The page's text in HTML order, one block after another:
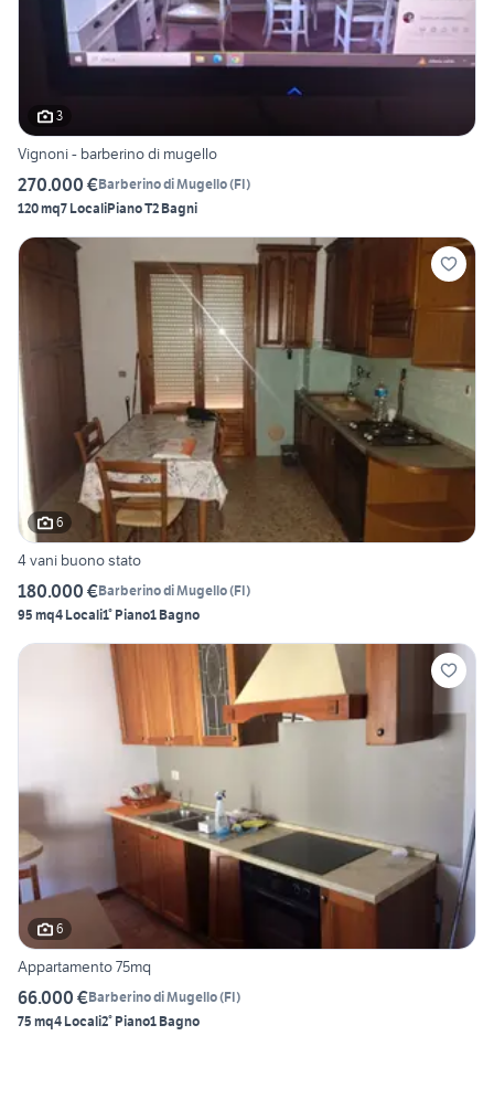
3
Vignoni - barberino di mugello
270.000 €Barberino di Mugello(FI)
120 mq7 LocaliPiano T2 Bagni
6
4 vani buono stato
180.000 €Barberino di Mugello(FI)
95 mq4 Locali1° Piano1 Bagno
6
Appartamento 75mq
66.000 €Barberino di Mugello(FI)
75 mq4 Locali2° Piano1 Bagno